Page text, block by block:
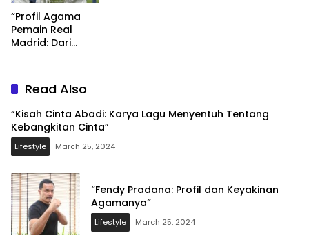
“Profil Agama
Pemain Real
Madrid: Dari
Karim Benzema”
Read Also
“Kisah Cinta Abadi: Karya Lagu Menyentuh Tentang
Kebangkitan Cinta”
Lifestyle March 25, 2024
“Fendy Pradana: Profil dan Keyakinan
Agamanya”
Lifestyle March 25, 2024